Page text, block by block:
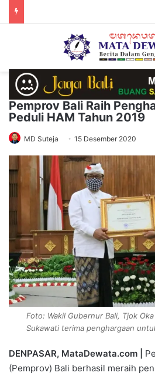
Pemprov Bali Raih
Peduli HAM Tahun 2019
MD Suteja 15 Desember 2020
Foto: Wakil Gubernur Bali, Tjok
Sukawati terima penghargaan
DENPASAR, MataDewata.com |
(Pemprov) Bali berhasil meraih